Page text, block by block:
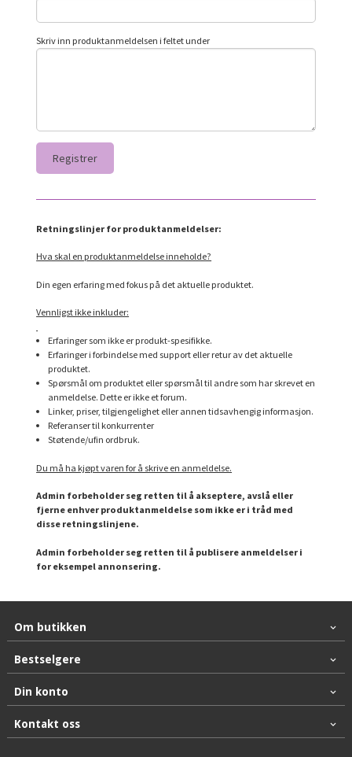
Skriv inn produktanmeldelsen i feltet under
Retningslinjer for produktanmeldelser:
Hva skal en produktanmeldelse inneholde?
Din egen erfaring med fokus på det aktuelle produktet.
Vennligst ikke inkluder:
Erfaringer som ikke er produkt-spesifikke.
Erfaringer i forbindelse med support eller retur av det aktuelle
produktet.
Spørsmål om produktet eller spørsmål til andre som har skrevet en
anmeldelse. Dette er ikke et forum.
Linker, priser, tilgjengelighet eller annen tidsavhengig informasjon.
Referanser til konkurrenter
Støtende/ufin ordbruk.
Du må ha kjøpt varen for å skrive en anmeldelse.
Admin forbeholder seg retten til å akseptere, avslå eller
fjerne enhver produktanmeldelse som ikke er i tråd med
disse retningslinjene.
Admin forbeholder seg retten til å publisere anmeldelser i
for eksempel annonsering.
Om butikken
Bestselgere
Din konto
Kontakt oss